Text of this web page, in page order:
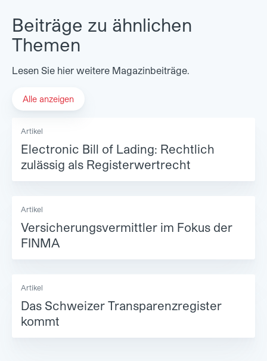
Beiträge zu ähnlichen
Themen
Lesen Sie hier weitere Magazinbeiträge.
Alle anzeigen
Artikel
Electronic Bill of Lading: Rechtlich
zulässig als Registerwertrecht
Artikel
Versicherungsvermittler im Fokus der
FINMA
Artikel
Das Schweizer Transparenzregister
kommt